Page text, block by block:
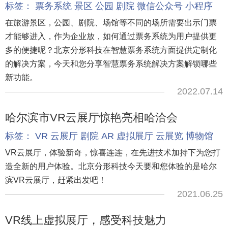
标签： 票务系统 景区 公园 剧院 微信公众号 小程序
在旅游景区，公园、剧院、场馆等不同的场所需要出示门票
才能够进入，作为企业放，如何通过票务系统为用户提供更
多的便捷呢？北京分形科技在智慧票务系统方面提供定制化
的解决方案，今天和您分享智慧票务系统解决方案解锁哪些
新功能。
2022.07.14
哈尔滨市VR云展厅惊艳亮相哈洽会
标签： VR 云展厅 剧院 AR 虚拟展厅 云展览 博物馆
VR云展厅，体验新奇，惊喜连连，在先进技术加持下为您打
造全新的用户体验。北京分形科技今天要和您体验的是哈尔
滨VR云展厅，赶紧出发吧！
2021.06.25
VR线上虚拟展厅，感受科技魅力